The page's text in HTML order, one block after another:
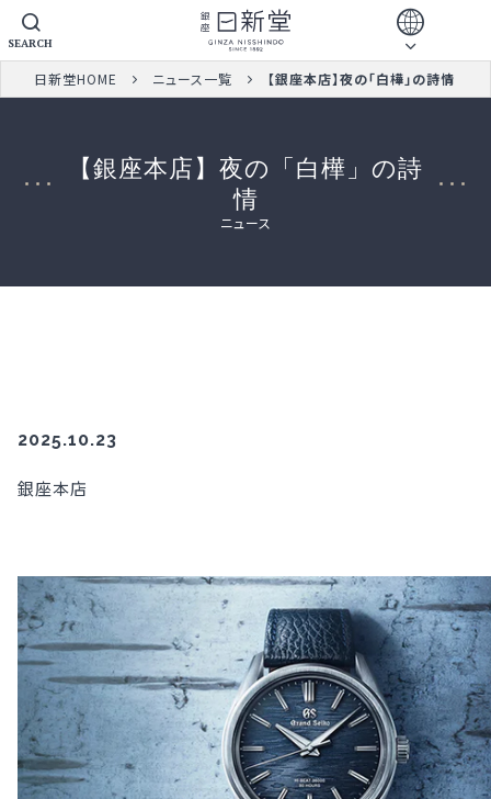
SEARCH
日新堂HOME ニュース一覧 【銀座本店】夜の「白樺」の詩情
【銀座本店】夜の「白樺」の詩
情
ニュース
2025.10.23
銀座本店